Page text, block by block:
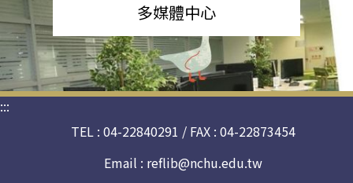
多媒體中心
:::
TEL : 04-22840291 / FAX : 04-22873454
Email : reflib@nchu.edu.tw